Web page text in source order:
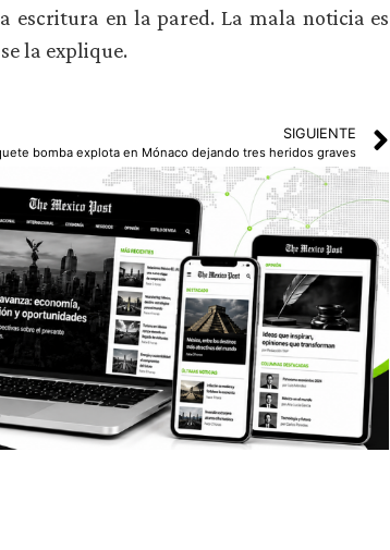
escritura en la pared. La mala noticia es
la explique.
SIGUIENTE
bomba explota en Mónaco dejando tres heridos graves